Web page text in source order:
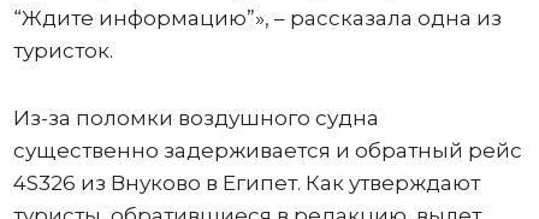
“Ждите информацию”», – рассказала одна из
туристок.
Из-за поломки воздушного судна
существенно задерживается и обратный рейс
4S326 из Внуково в Египет. Как утверждают